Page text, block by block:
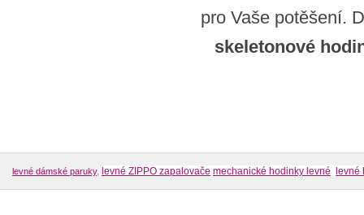
pro Vaše potěšení.
skeletonové
levné dámské paruky, levné ZIPPO zapalovače mechanické hodinky levné levné